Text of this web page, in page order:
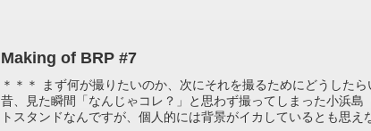
Making of BRP #7
＊＊＊ まず何が撮りたいのか、次にそれを撮るためにどうした
昔、見た瞬間「なんじゃコレ？」と思わず撮ってしまった小浜島
トスタンドなんですが、個人的には背景がイカしているとも思え